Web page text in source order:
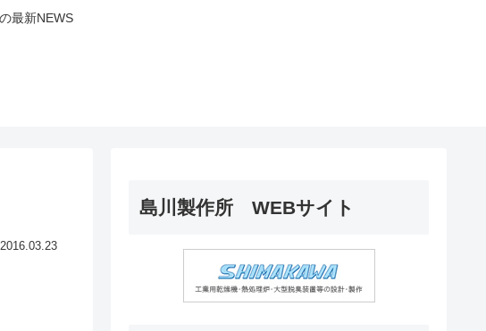
最新NEWS
2016.03.23
島川製作所 WEBサイト